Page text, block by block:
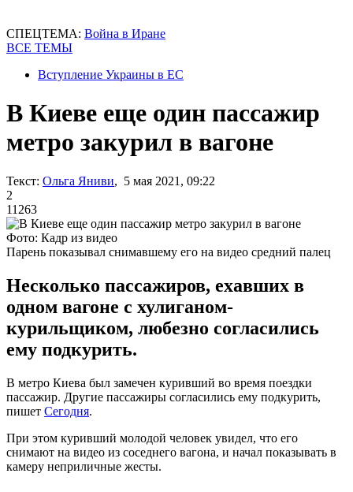
СПЕЦТЕМА: Война в Иране
ВСЕ ТЕМЫ
Вступление Украины в ЕС
В Киеве еще один пассажир
метро закурил в вагоне
Текст: Ольга Яниви, 5 мая 2021, 09:22
2
11263
Фото: Кадр из видео
Парень показывал снимавшему его на видео средний палец
Несколько пассажиров, ехавших в
одном вагоне с хулиганом-
курильщиком, любезно согласились
ему подкурить.
В метро Киева был замечен куривший во время поездки
пассажир. Другие пассажиры согласились ему подкурить,
пишет Сегодня.
При этом куривший молодой человек увидел, что его
снимают на видео из соседнего вагона, и начал показывать в
камеру неприличные жесты.